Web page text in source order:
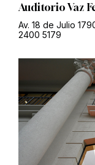
Auditorio Vaz
Av. 18 de Julio
2400 5179